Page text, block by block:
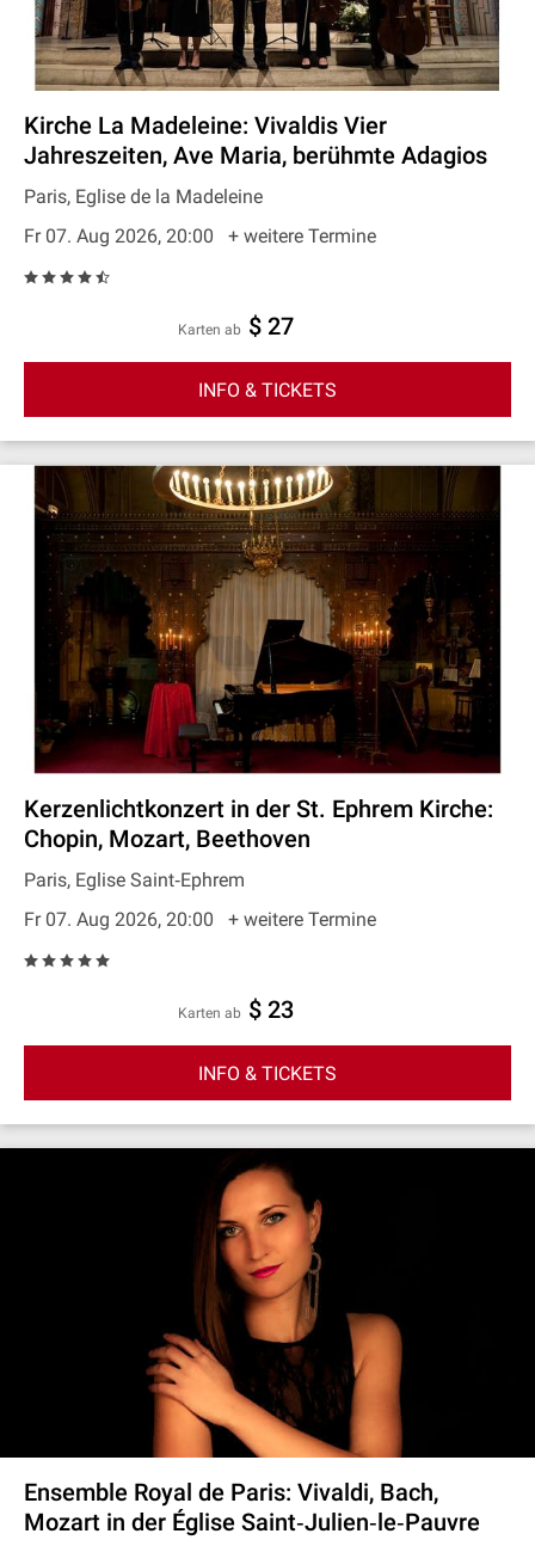
Kirche La Madeleine: Vivaldis Vier
Jahreszeiten, Ave Maria, berühmte Adagios
Paris, Eglise de la Madeleine
Fr 07. Aug 2026, 20:00
+ weitere Termine
Karten ab $ 27
INFO & TICKETS
Kerzenlichtkonzert in der St. Ephrem Kirche:
Chopin, Mozart, Beethoven
Paris, Eglise Saint‐Ephrem
Fr 07. Aug 2026, 20:00
+ weitere Termine
Karten ab $ 23
INFO & TICKETS
Ensemble Royal de Paris: Vivaldi, Bach,
Mozart in der Église Saint‐Julien‐le‐Pauvre